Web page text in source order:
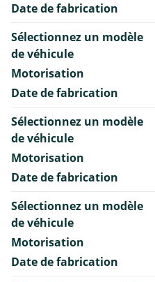
Date de fabrication
Sélectionnez un modèle
de véhicule
Motorisation
Date de fabrication
Sélectionnez un modèle
de véhicule
Motorisation
Date de fabrication
Sélectionnez un modèle
de véhicule
Motorisation
Date de fabrication